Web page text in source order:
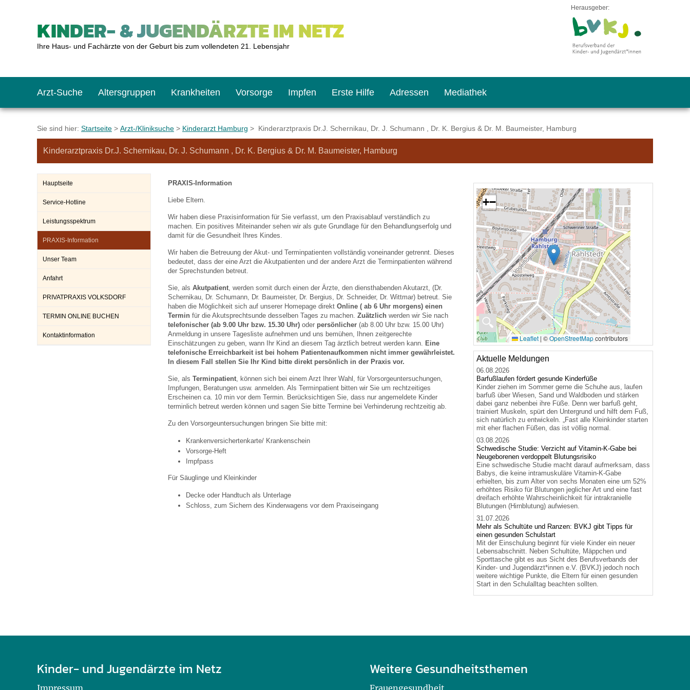
KINDER- & JUGENDÄRZTE IM NETZ
Ihre Haus- und Fachärzte von der Geburt bis zum vollendeten 21. Lebensjahr
Herausgeber:
Arzt-Suche Altersgruppen
Das erste Jahr
Jugendliche
Krankheiten Vorsorge
Baby: U1 bis U6
Teenager: J1 bis J2
Impfen
Impfkalender
Impfreaktionen
Impfsicherheit
Häufige Fragen
Recht auf Impfung
Vorsorge- und Impferinnerung
Erste Hilfe
Notrufnummern
Sofortmaßnahmen
Notdienste
Adressen
Notdienste
Link-Tipps
Mediathek
BMI-Rechner
Wachstum-Rechner
Empfehlungen zum Bildschirmmediengebrauch
Hörlexikon
Material zu den Vorsorgen
Entwicklungskalender
Broschüren und Informationsflyer
Familienzeit gesund gestalten
U0-Vorsorge
Sie sind hier: Startseite > Arzt-/Kliniksuche > Kinderarzt Hamburg > Kinderarztpraxis Dr.J. Schernikau, Dr. J. Schumann , Dr. K. Bergius & Dr. M. Baumeister, Hamburg
Kinderarztpraxis Dr.J. Schernikau, Dr. J. Schumann , Dr. K. Bergius & Dr. M. Baumeister, Hamburg
Hauptseite
Service-Hotline
Leistungsspektrum
PRAXIS-Information
Unser Team
Anfahrt
PRIVATPRAXIS VOLKSDORF
TERMIN ONLINE BUCHEN
Kontaktinformation
PRAXIS-Information
Liebe Eltern.
Wir haben diese Praxisinformation für Sie verfasst, um den Praxisablauf verständlich zu
machen. Ein positives Miteinander sehen wir als gute Grundlage für den Behandlungserfolg und
damit für die Gesundheit Ihres Kindes.
Wir haben die Betreuung der Akut- und Terminpatienten vollständig voneinander getrennt. Dieses
bedeutet, dass der eine Arzt die Akutpatienten und der andere Arzt die Terminpatienten während
der Sprechstunden betreut.
Sie, als Akutpatient, werden somit durch einen der Ärzte, den diensthabenden Akutarzt, (Dr.
Schernikau, Dr. Schumann, Dr. Baumeister, Dr. Bergius, Dr. Schneider, Dr. Wittmar) betreut. Sie
haben die Möglichkeit sich auf unserer Homepage direkt Online ( ab 6 Uhr morgens) einen
Termin für die Akutsprechtsunde desselben Tages zu machen. Zuätzlich werden wir Sie nach
telefonischer (ab 9.00 Uhr bzw. 15.30 Uhr) oder persönlicher (ab 8.00 Uhr bzw. 15.00 Uhr)
Anmeldung in unsere Tagesliste aufnehmen und uns bemühen, Ihnen zeitgerechte
Einschätzungen zu geben, wann Ihr Kind an diesem Tag ärztlich betreut werden kann. Eine
telefonische Erreichbarkeit ist bei hohem Patientenaufkommen nicht immer gewährleistet.
In diesem Fall stellen Sie Ihr Kind bitte direkt persönlich in der Praxis vor.
Sie, als Terminpatient, können sich bei einem Arzt Ihrer Wahl, für Vorsorgeuntersuchungen,
Impfungen, Beratungen usw. anmelden. Als Terminpatient bitten wir Sie um rechtzeitiges
Erscheinen ca. 10 min vor dem Termin. Berücksichtigen Sie, dass nur angemeldete Kinder
terminlich betreut werden können und sagen Sie bitte Termine bei Verhinderung rechtzeitig ab.
Zu den Vorsorgeuntersuchungen bringen Sie bitte mit:
Krankenversichertenkarte/ Krankenschein
Vorsorge-Heft
Impfpass
Für Säuglinge und Kleinkinder
Decke oder Handtuch als Unterlage
Schloss, zum Sichern des Kinderwagens vor dem Praxiseingang
🔍
+−
Leaflet | ©OpenStreetMapcontributors
Aktuelle Meldungen
06.08.2026
Barfußlaufen fördert gesunde Kinderfüße
Kinder ziehen im Sommer gerne die Schuhe aus, laufen
barfuß über Wiesen, Sand und Waldboden und stärken
dabei ganz nebenbei ihre Füße. Denn wer barfuß geht,
trainiert Muskeln, spürt den Untergrund und hilft dem Fuß,
sich natürlich zu entwickeln. „Fast alle Kleinkinder starten
mit eher flachen Füßen, das ist völlig normal.
03.08.2026
Schwedische Studie: Verzicht auf Vitamin-K-Gabe bei
Neugeborenen verdoppelt Blutungsrisiko
Eine schwedische Studie macht darauf aufmerksam, dass
Babys, die keine intramuskuläre Vitamin-K-Gabe
erhielten, bis zum Alter von sechs Monaten eine um 52%
erhöhtes Risiko für Blutungen jeglicher Art und eine fast
dreifach erhöhte Wahrscheinlichkeit für intrakranielle
Blutungen (Hirnblutung) aufwiesen.
31.07.2026
Mehr als Schultüte und Ranzen: BVKJ gibt Tipps für
einen gesunden Schulstart
Mit der Einschulung beginnt für viele Kinder ein neuer
Lebensabschnitt. Neben Schultüte, Mäppchen und
Sporttasche gibt es aus Sicht des Berufsverbands der
Kinder- und Jugendärzt*innen e.V. (BVKJ) jedoch noch
weitere wichtige Punkte, die Eltern für einen gesunden
Start in den Schulalltag beachten sollten.
Kinder- und Jugendärzte im Netz
Impressum
Weitere Gesundheitsthemen
Frauengesundheit